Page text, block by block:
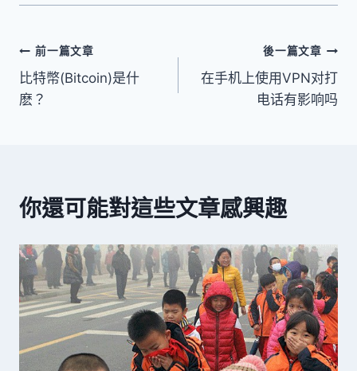
文
章
前一篇文章
比特幣(Bitcoin)是什
麽？
後一篇文章
在手机上使用VPN对打
电话有影响吗
你還可能對這些文章感興趣